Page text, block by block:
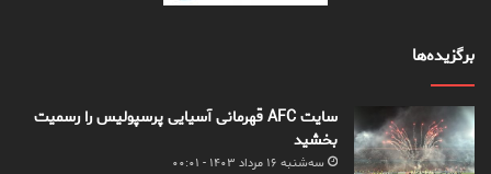
برگزیده‌ها
سایت AFC قهرمانی آسیایی پرسپولیس را رسمیت
بخشید
سه‌شنبه ۱۶ مرداد ۱۴۰۳ - ۰۰:۰۱